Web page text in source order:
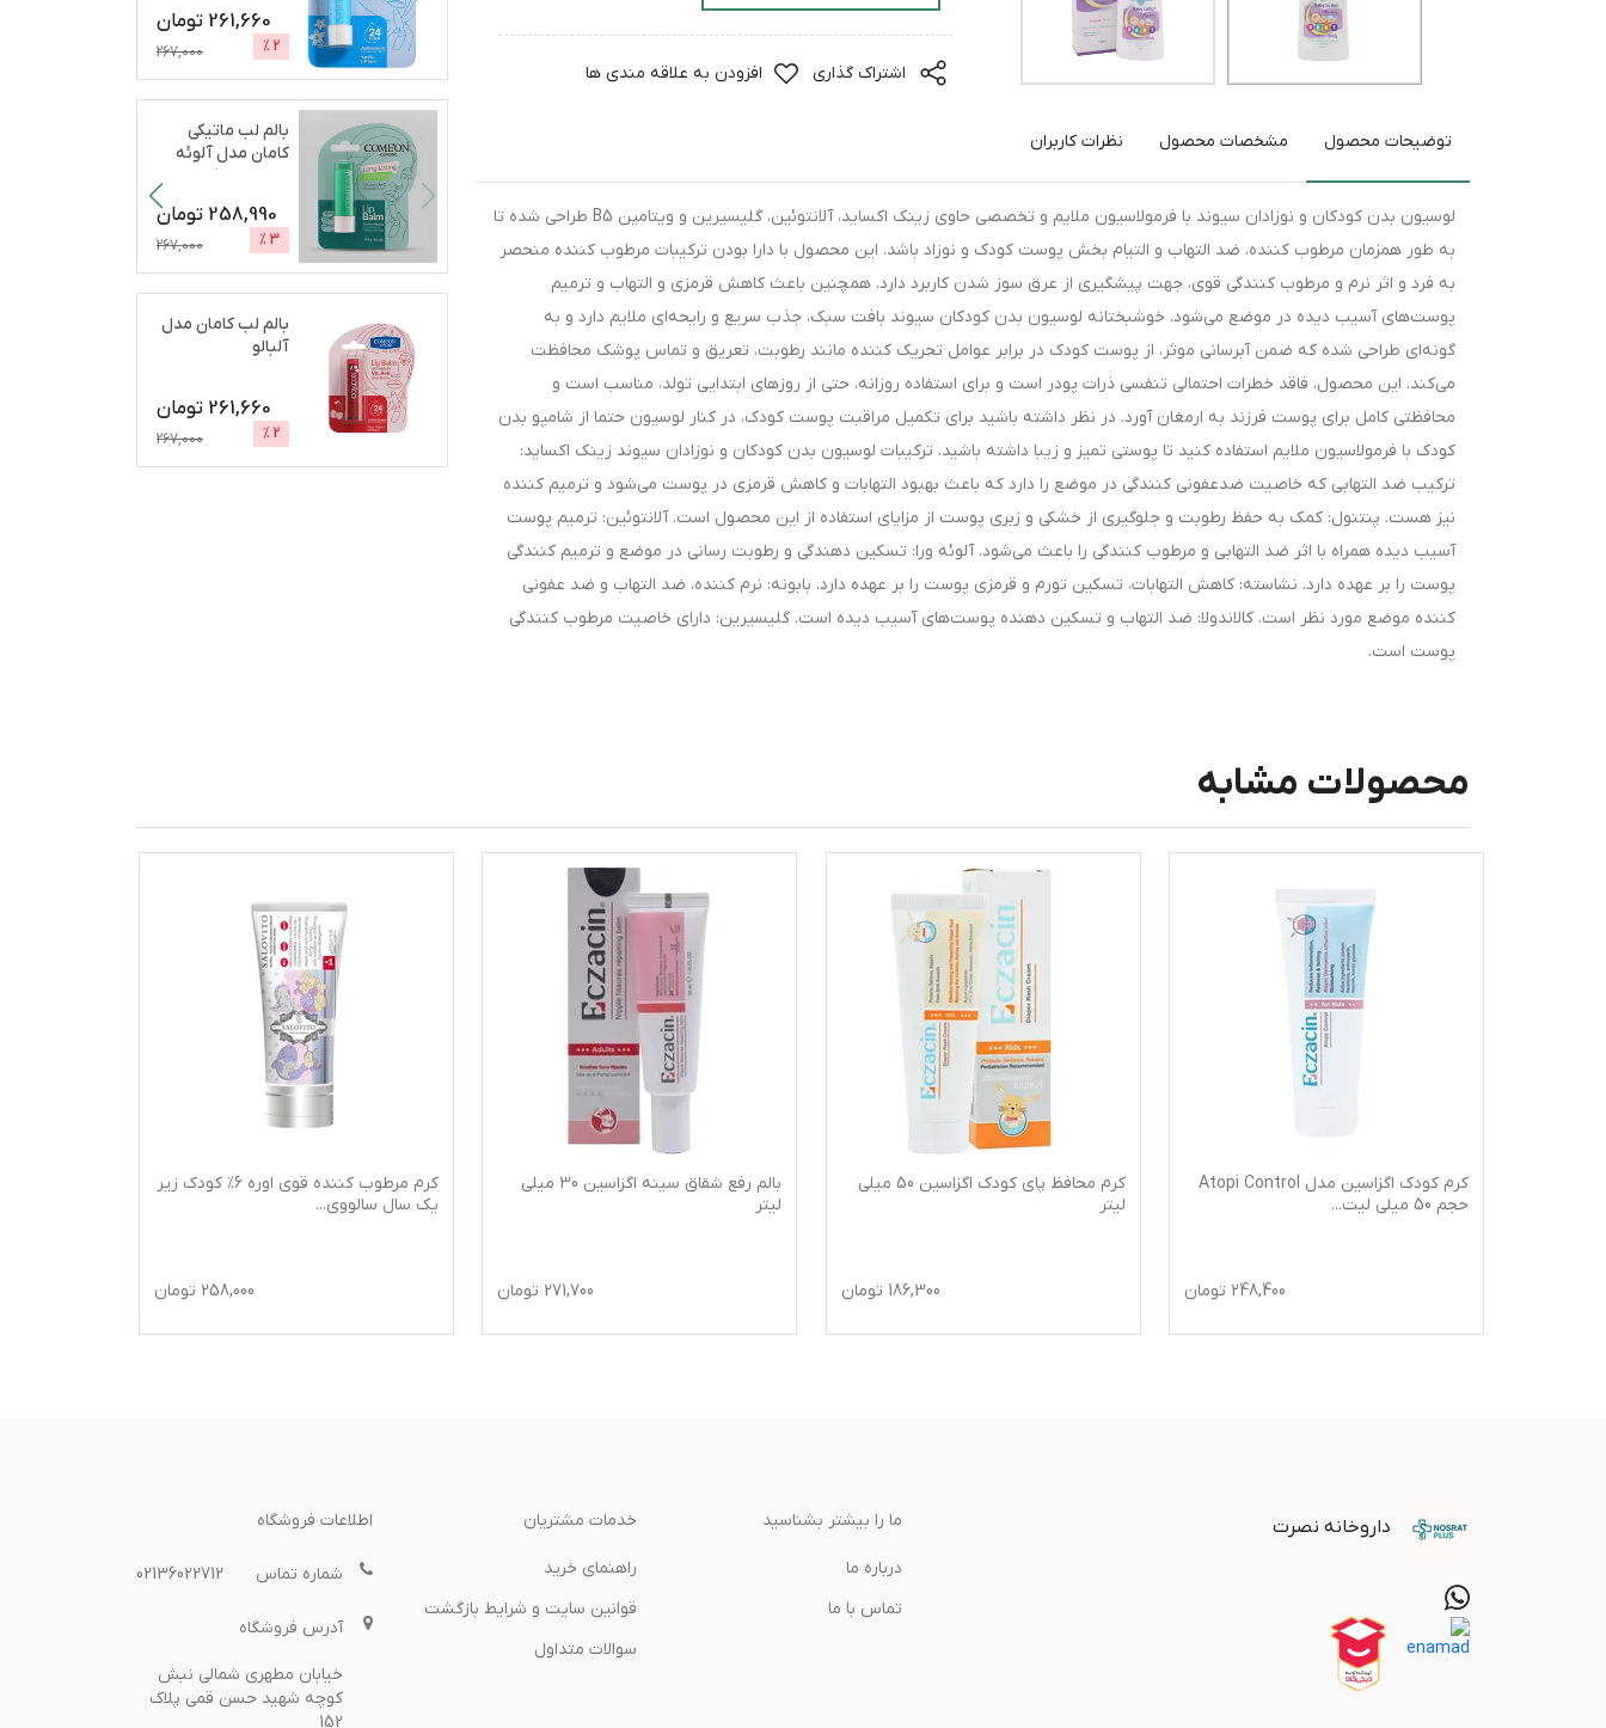
اشتراک گذاری افزودن به علاقه مندی ها
توضیحات محصول مشخصات محصول نظرات کاربران
لوسیون بدن کودکان و نوزادان سیوند با فرمولاسیون ملایم و تخصصی حاوی زینک اکساید، آلانتوئین، گلیسیرین و ویتامین B5 طراحی شده تا
به طور همزمان مرطوب کننده، ضد التهاب و التیام بخش پوست کودک و نوزاد باشد. این محصول با دارا بودن ترکیبات مرطوب کننده منحصر
به فرد و اثر نرم و مرطوب کنندگی قوی، جهت پیشگیری از عرق سوز شدن کاربرد دارد. همچنین باعث کاهش قرمزی و التهاب و ترمیم
پوست‌های آسیب دیده در موضع می‌شود. خوشبختانه لوسیون بدن کودکان سیوند بافت سبک، جذب سریع و رایحه‌ای ملایم دارد و به
گونه‌ای طراحی شده که ضمن آبرسانی موثر، از پوست کودک در برابر عوامل تحریک کننده مانند رطوبت، تعریق و تماس پوشک محافظت
می‌کند. این محصول، فاقد خطرات احتمالی تنفسی ذرات پودر است و برای استفاده روزانه، حتی از روزهای ابتدایی تولد، مناسب است و
محافظتی کامل برای پوست فرزند به ارمغان آورد. در نظر داشته باشید برای تکمیل مراقبت پوست کودک، در کنار لوسیون حتما از شامپو بدن
کودک با فرمولاسیون ملایم استفاده کنید تا پوستی تمیز و زیبا داشته باشید. ترکیبات لوسیون بدن کودکان و نوزادان سیوند زینک اکساید:
ترکیب ضد التهابی که خاصیت ضدعفونی کنندگی در موضع را دارد که باعث بهبود التهابات و کاهش قرمزی در پوست می‌شود و ترمیم کننده
نیز هست. پنتنول: کمک به حفظ رطوبت و جلوگیری از خشکی و زبری پوست از مزایای استفاده از این محصول است. آلانتوئین: ترمیم پوست
آسیب دیده همراه با اثر ضد التهابی و مرطوب کنندگی را باعث می‌شود. آلوئه ورا: تسکین دهندگی و رطوبت رسانی در موضع و ترمیم کنندگی
پوست را بر عهده دارد. نشاسته: کاهش التهابات، تسکین تورم و قرمزی پوست را بر عهده دارد. بابونه: نرم کننده، ضد التهاب و ضد عفونی
کننده موضع مورد نظر است. کالاندولا: ضد التهاب و تسکین دهنده پوست‌های آسیب دیده است. گلیسیرین: دارای خاصیت مرطوب کنندگی
پوست است.
261,660 تومان
2
%
267,000
بالم لب ماتیکی
کامان مدل آلوئه
ورا مرطوب‌کننده،
258,990 تومان
3
%
267,000
بالم لب کامان مدل
آلبالو
261,660 تومان
2
%
267,000
محصولات مشابه
کرم کودک اگزاسین مدل Atopi Control
حجم 50 میلی لیت
...
248,400 تومان
کرم محافظ پای کودک اگزاسین 50 میلی
لیتر
186,300 تومان
بالم رفع شقاق سینه اگزاسین 30 میلی
لیتر
271,700 تومان
کرم مرطوب کننده قوی اوره 6% کودک زیر
یک سال سالووی...
258,000 تومان
داروخانه نصرت ما را بیشتر بشناسید
درباره‌ ما
تماس با ما
خدمات مشتریان
راهنمای خرید
قوانین سایت و شرایط بازگشت
سوالات متداول
اطلاعات فروشگاه
شماره تماس 02136022712
آدرس فروشگاه
خیابان مطهری شمالی نبش
کوچه شهید حسن قمی پلاک
152